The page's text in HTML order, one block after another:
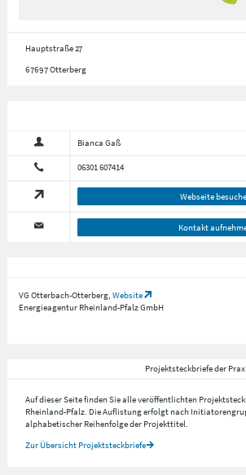
Hauptstraße 27
67697 Otterberg
Bianca Gaß
06301 607414
Webseite
Kontakt
VG Otterbach-Otterberg,Website
Energieagentur Rheinland-Pfalz GmbH
Projektsteckbriefe der
Auf dieser Seite finden Sie alle veröffentlichten
Rheinland-Pfalz. Die Auflistung erfolgt nach
alphabetischer Reihenfolge der Projekttitel.
Zur Übersicht Projektsteckbriefe